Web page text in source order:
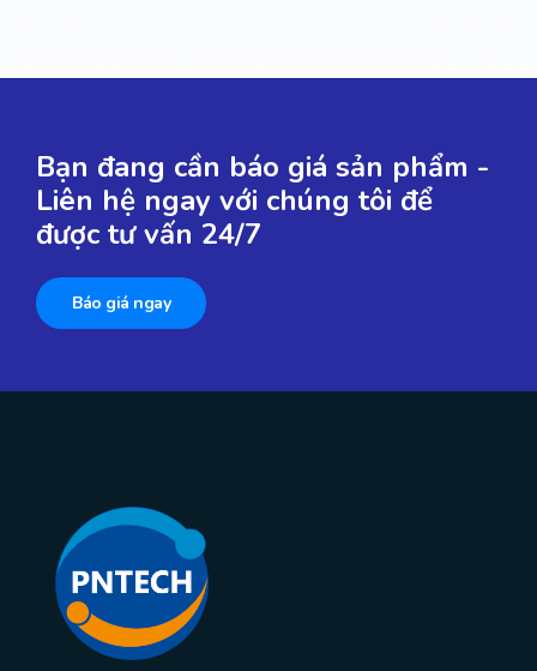
Bạn đang cần báo giá sản phẩm -
Liên hệ ngay với chúng tôi để
được tư vấn 24/7
Báo giá ngay